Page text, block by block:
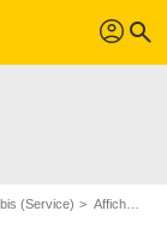
profil search
(Service) Affiche du film Serbis (Service) - Photo 1